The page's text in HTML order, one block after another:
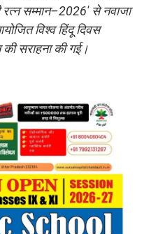
रत्न सम्मान–2026' से नवाजा
विश्व हिंदू दिवस
सराहना की गई।